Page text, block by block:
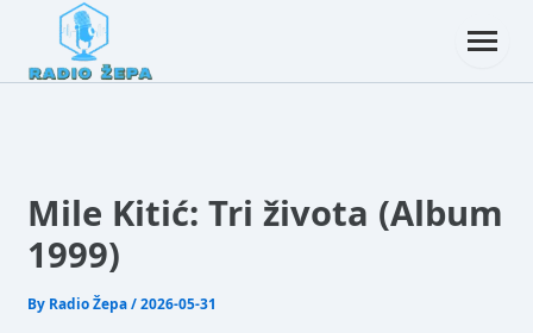
Mile Kitić: Tri života (Album
1999)
By Radio Žepa/2026-05-31